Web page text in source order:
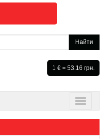
Найти
1 € = 53.16 грн.